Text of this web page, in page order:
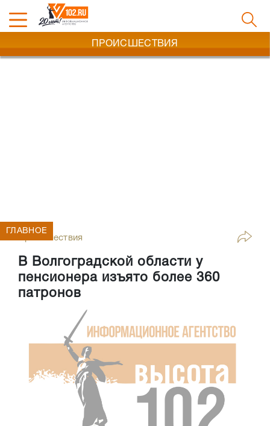
ПРОИСШЕСТВИЯ
Происшествия
В Волгоградской области у
пенсионера изъято более 360
патронов
ГЛАВНОЕ